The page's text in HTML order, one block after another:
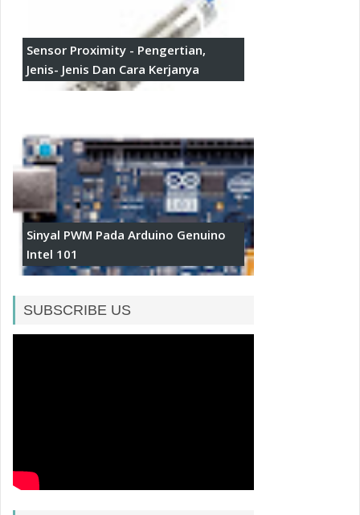
Sensor Proximity - Pengertian,
Jenis- Jenis Dan Cara Kerjanya
Sinyal PWM Pada Arduino Genuino
Intel 101
SUBSCRIBE US